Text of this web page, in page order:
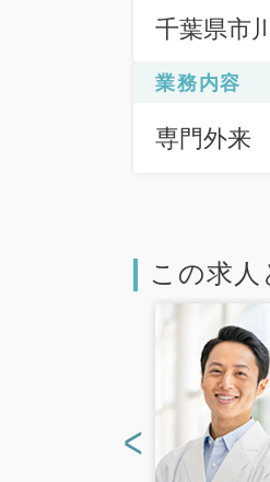
千葉県市
業務内容
専門外来
この求人
<